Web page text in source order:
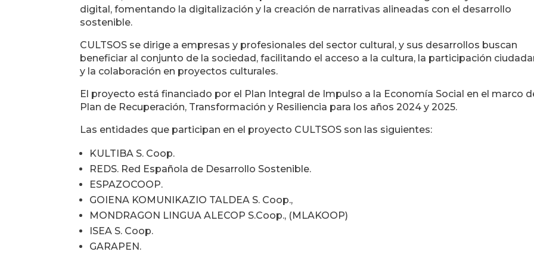
digital, fomentando la digitalización y la creación de narrativas alineadas con el desarrollo
sostenible.
CULTSOS se dirige a empresas y profesionales del sector cultural, y sus desarrollos buscan
beneficiar al conjunto de la sociedad, facilitando el acceso a la cultura, la participación
y la colaboración en proyectos culturales.
El proyecto está financiado por el Plan Integral de Impulso a la Economía Social en el marco
Plan de Recuperación, Transformación y Resiliencia para los años 2024 y 2025.
Las entidades que participan en el proyecto CULTSOS son las siguientes:
KULTIBA S. Coop.
REDS. Red Española de Desarrollo Sostenible.
ESPAZOCOOP.
GOIENA KOMUNIKAZIO TALDEA S. Coop.,
MONDRAGON LINGUA ALECOP S.Coop., (MLAKOOP)
ISEA S. Coop.
GARAPEN.